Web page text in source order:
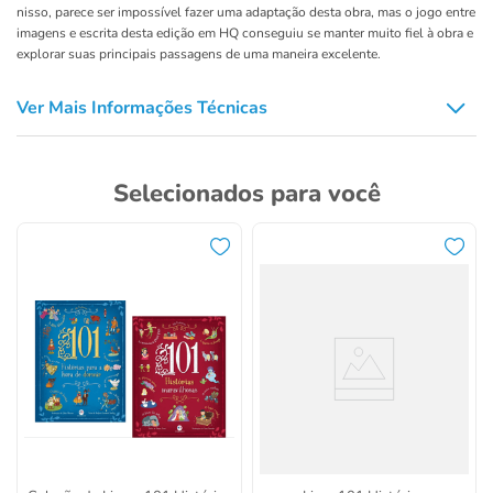
nisso, parece ser impossível fazer uma adaptação desta obra, mas o jogo entre
imagens e escrita desta edição em HQ conseguiu se manter muito fiel à obra e
explorar suas principais passagens de uma maneira excelente.
Ver Mais Informações Técnicas
Selecionados para você